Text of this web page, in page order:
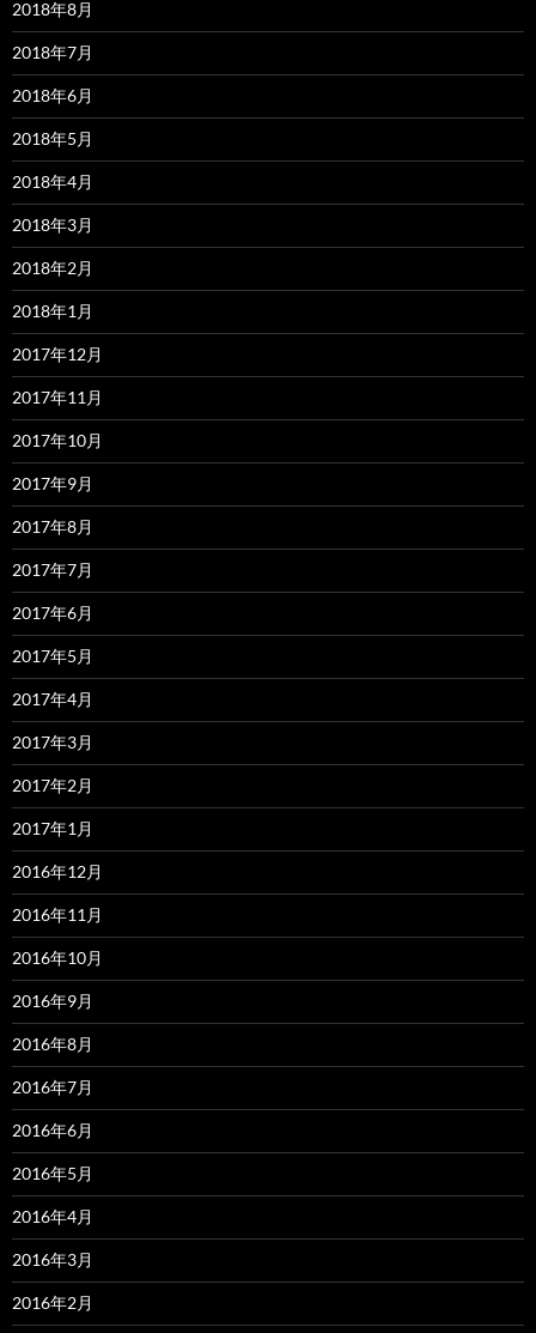
2018年8月
2018年7月
2018年6月
2018年5月
2018年4月
2018年3月
2018年2月
2018年1月
2017年12月
2017年11月
2017年10月
2017年9月
2017年8月
2017年7月
2017年6月
2017年5月
2017年4月
2017年3月
2017年2月
2017年1月
2016年12月
2016年11月
2016年10月
2016年9月
2016年8月
2016年7月
2016年6月
2016年5月
2016年4月
2016年3月
2016年2月